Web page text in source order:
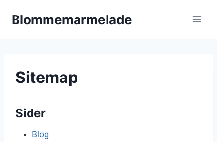
Blommemarmelade
Sitemap
Sider
Blog